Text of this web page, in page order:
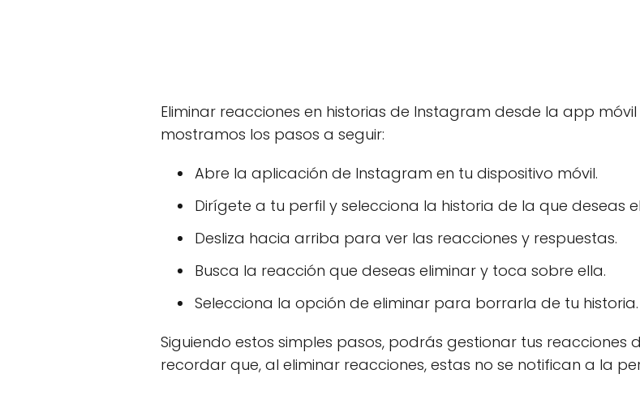
Eliminar reacciones en historias de Instagram desde la app
mostramos los pasos a seguir:
Abre la aplicación de Instagram en tu dispositivo móvil.
Dirígete a tu perfil y selecciona la historia de la que deseas
Desliza hacia arriba para ver las reacciones y respuestas.
Busca la reacción que deseas eliminar y toca sobre ella.
Selecciona la opción de eliminar para borrarla de tu historia.
Siguiendo estos simples pasos, podrás gestionar tus reacciones
recordar que, al eliminar reacciones, estas no se notifican a la